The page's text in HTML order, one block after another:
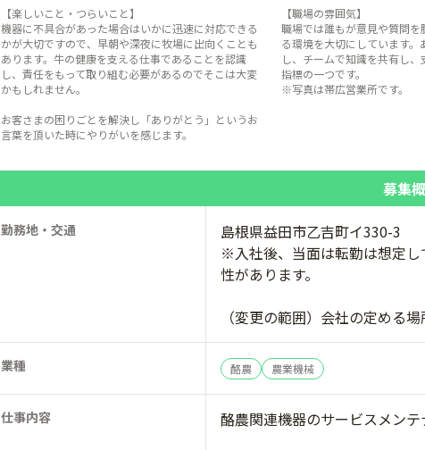
【楽しいこと・つらいこと】
機器に不具合があった場合はいかに迅速に対応できる
かが大切ですので、早朝や深夜に牧場に出向くことも
あります。牛の健康を支える仕事であることを認識
し、責任をもって取り組む必要があるのでそこは大変
かもしれません。
お客さまの困りごとを解決し「ありがとう」というお
言葉を頂いた時にやりがいを感じます。
【職場の雰囲気】
職場では誰もが意見や質問を
る環境を大切にしています
し、チームで知識を共有し
指標の一つです。
※写真は帯広営業所です。
募集
勤務地・交通
島根県益田市乙吉町イ330-3
※入社後、当面は転勤は想定
性があります。
（変更の範囲）会社の定める場
業種 酪農 農業機械
仕事内容
酪農関連機器のサービスメン